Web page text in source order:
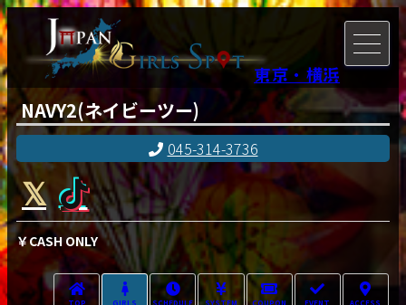
東京・横浜
NAVY2(ネイビーツー)
045-314-3736
￥CASH ONLY